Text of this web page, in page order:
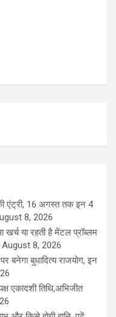
एंट्री, 16 अगस्त तक इन 4
8, 2026
या रहती है मेंटल प्रॉब्लम
August 8, 2026
बनेगा बुधादित्य राजयोग, इन
एकादशी तिथि,अभिजीत